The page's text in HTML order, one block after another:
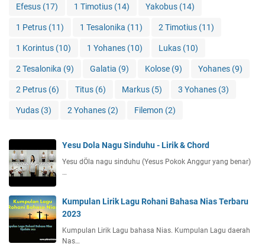
Efesus (17) 1 Timotius (14) Yakobus (14)
1 Petrus (11) 1 Tesalonika (11) 2 Timotius (11)
1 Korintus (10) 1 Yohanes (10) Lukas (10)
2 Tesalonika (9) Galatia (9) Kolose (9) Yohanes (9)
2 Petrus (6) Titus (6) Markus (5) 3 Yohanes (3)
Yudas (3) 2 Yohanes (2) Filemon (2)
Yesu Dola Nagu Sinduhu - Lirik & Chord
Yesu dÖla nagu sinduhu (Yesus Pokok Anggur yang benar)
…
Kumpulan Lirik Lagu Rohani Bahasa Nias Terbaru
2023
Kumpulan Lirik Lagu bahasa Nias. Kumpulan Lagu daerah
Nas…